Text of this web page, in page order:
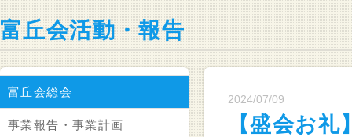
富丘会活動・報告
富丘会総会
事業報告・事業計画
2024/07/09
【盛会お